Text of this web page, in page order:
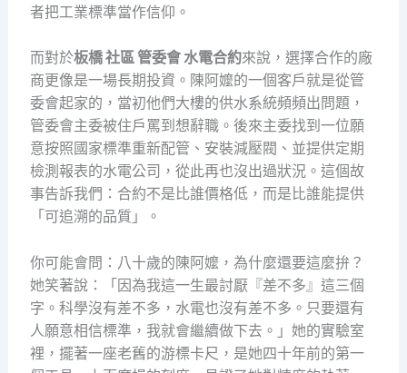
者把工業標準當作信仰。
而對於板橋 社區 管委會 水電合約來說，選擇合作的廠
商更像是一場長期投資。陳阿嬤的一個客戶就是從管
委會起家的，當初他們大樓的供水系統頻頻出問題，
管委會主委被住戶罵到想辭職。後來主委找到一位願
意按照國家標準重新配管、安裝減壓閥、並提供定期
檢測報表的水電公司，從此再也沒出過狀況。這個故
事告訴我們：合約不是比誰價格低，而是比誰能提供
「可追溯的品質」。
你可能會問：八十歲的陳阿嬤，為什麼還要這麼拚？
她笑著說：「因為我這一生最討厭『差不多』這三個
字。科學沒有差不多，水電也沒有差不多。只要還有
人願意相信標準，我就會繼續做下去。」她的實驗室
裡，擺著一座老舊的游標卡尺，是她四十年前的第一